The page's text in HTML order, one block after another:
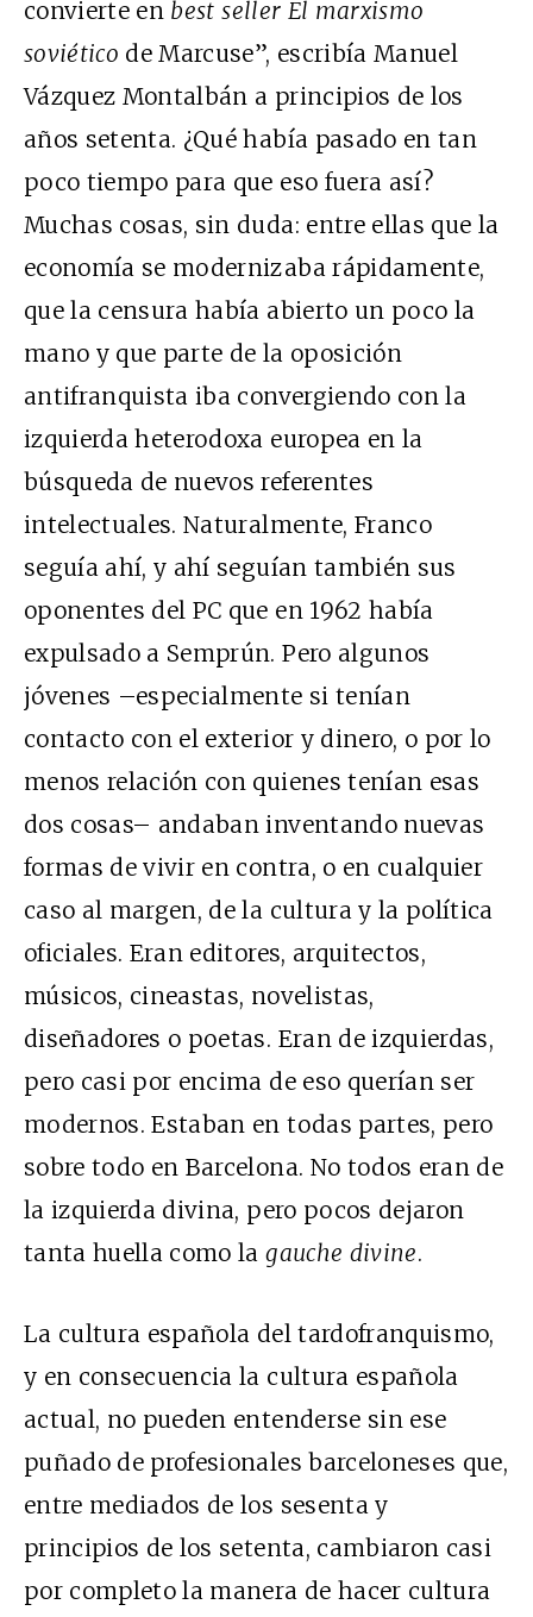
convierte en best seller El marxismo
soviético de Marcuse”, escribía Manuel
Vázquez Montalbán a principios de los
años setenta. ¿Qué había pasado en tan
poco tiempo para que eso fuera así?
Muchas cosas, sin duda: entre ellas que la
economía se modernizaba rápidamente,
que la censura había abierto un poco la
mano y que parte de la oposición
antifranquista iba convergiendo con la
izquierda heterodoxa europea en la
búsqueda de nuevos referentes
intelectuales. Naturalmente, Franco
seguía ahí, y ahí seguían también sus
oponentes del PC que en 1962 había
expulsado a Semprún. Pero algunos
jóvenes –especialmente si tenían
contacto con el exterior y dinero, o por lo
menos relación con quienes tenían esas
dos cosas– andaban inventando nuevas
formas de vivir en contra, o en cualquier
caso al margen, de la cultura y la política
oficiales. Eran editores, arquitectos,
músicos, cineastas, novelistas,
diseñadores o poetas. Eran de izquierdas,
pero casi por encima de eso querían ser
modernos. Estaban en todas partes, pero
sobre todo en Barcelona. No todos eran de
la izquierda divina, pero pocos dejaron
tanta huella como lagauche divine.
La cultura española del tardofranquismo,
y en consecuencia la cultura española
actual, no pueden entenderse sin ese
puñado de profesionales barceloneses que,
entre mediados de los sesenta y
principios de los setenta, cambiaron casi
por completo la manera de hacer cultura